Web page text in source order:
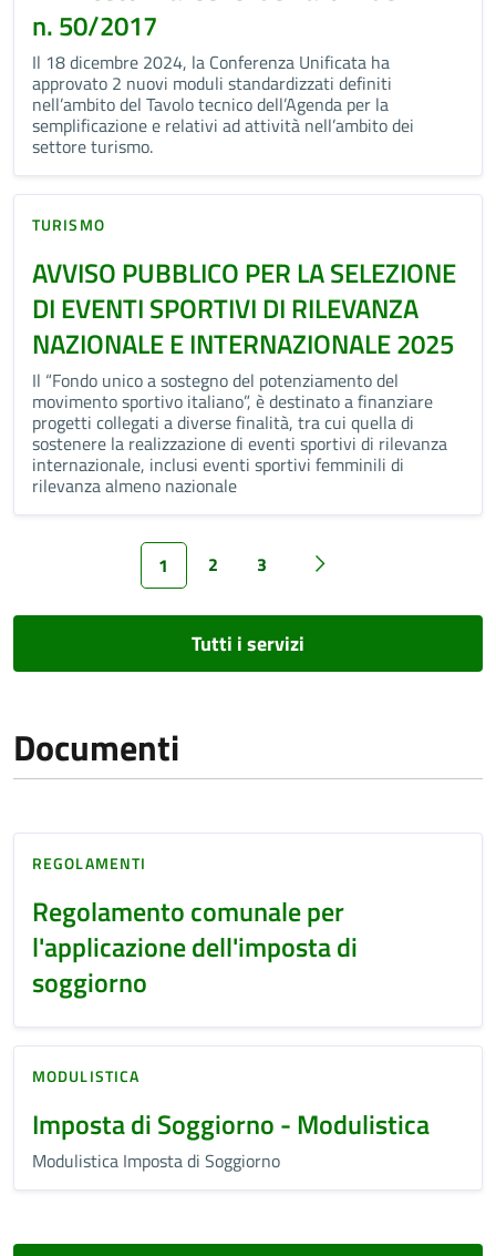
n. 50/2017
Il 18 dicembre 2024, la Conferenza Unificata ha
approvato 2 nuovi moduli standardizzati definiti
nell’ambito del Tavolo tecnico dell’Agenda per la
semplificazione e relativi ad attività nell’ambito dei
settore turismo.
TURISMO
AVVISO PUBBLICO PER LA SELEZIONE
DI EVENTI SPORTIVI DI RILEVANZA
NAZIONALE E INTERNAZIONALE 2025
Il “Fondo unico a sostegno del potenziamento del
movimento sportivo italiano”, è destinato a finanziare
progetti collegati a diverse finalità, tra cui quella di
sostenere la realizzazione di eventi sportivi di rilevanza
internazionale, inclusi eventi sportivi femminili di
rilevanza almeno nazionale
1 2 3
Tutti i servizi
Documenti
REGOLAMENTI
Regolamento comunale per
l'applicazione dell'imposta di
soggiorno
MODULISTICA
Imposta di Soggiorno - Modulistica
Modulistica Imposta di Soggiorno